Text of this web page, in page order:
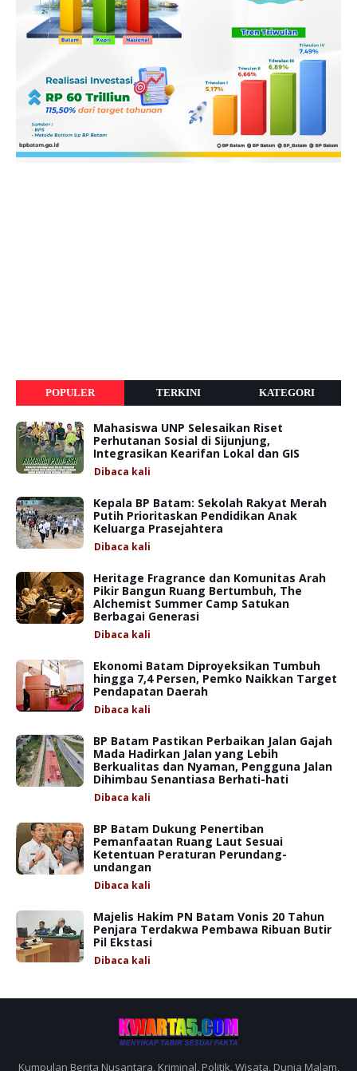
POPULER TERKINI KATEGORI
Mahasiswa UNP Selesaikan Riset
Perhutanan Sosial di Sijunjung,
Integrasikan Kearifan Lokal dan GIS
Dibaca kali
Kepala BP Batam: Sekolah Rakyat Merah
Putih Prioritaskan Pendidikan Anak
Keluarga Prasejahtera
Dibaca kali
Heritage Fragrance dan Komunitas Arah
Pikir Bangun Ruang Bertumbuh, The
Alchemist Summer Camp Satukan
Berbagai Generasi
Dibaca kali
Ekonomi Batam Diproyeksikan Tumbuh
hingga 7,4 Persen, Pemko Naikkan Target
Pendapatan Daerah
Dibaca kali
BP Batam Pastikan Perbaikan Jalan Gajah
Mada Hadirkan Jalan yang Lebih
Berkualitas dan Nyaman, Pengguna Jalan
Dihimbau Senantiasa Berhati-hati
Dibaca kali
BP Batam Dukung Penertiban
Pemanfaatan Ruang Laut Sesuai
Ketentuan Peraturan Perundang-
undangan
Dibaca kali
Majelis Hakim PN Batam Vonis 20 Tahun
Penjara Terdakwa Pembawa Ribuan Butir
Pil Ekstasi
Dibaca kali
Kumpulan Berita Nusantara, Kriminal, Politik, Wisata, Dunia Malam,